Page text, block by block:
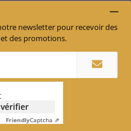
newsletter pour recevoir des
des promotions.
FriendlyCaptcha ⇗